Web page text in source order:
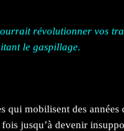
révolutionner vos
le gaspillage.
qui mobilisent des années
jusqu’à devenir